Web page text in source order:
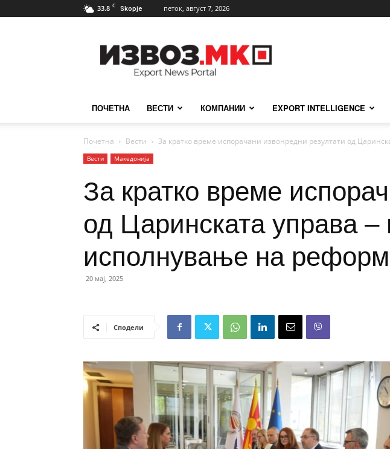
33.8 C Skopje петок, август 7, 2026
ПОЧЕТНА ВЕСТИ КОМПАНИИ EXPORT INTELLIGENCE
Почетна Вести За кратко време испорачани извонредни резултати од
Вести Македонија
За кратко време
од Царинската управа –
исполнување на
20 мај, 2025
Сподели